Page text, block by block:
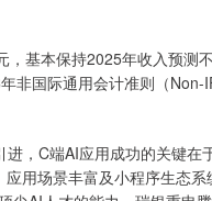
，基本保持2025年收入预测
非国际通用会计准则（Non-
，C端AI应用成功的关键在
用场景丰富及小程序生态